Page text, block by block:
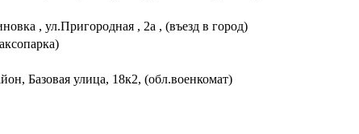
, ул.Пригородная , 2а , (въезд в город)
Базовая улица, 18к2, (обл.военкомат)